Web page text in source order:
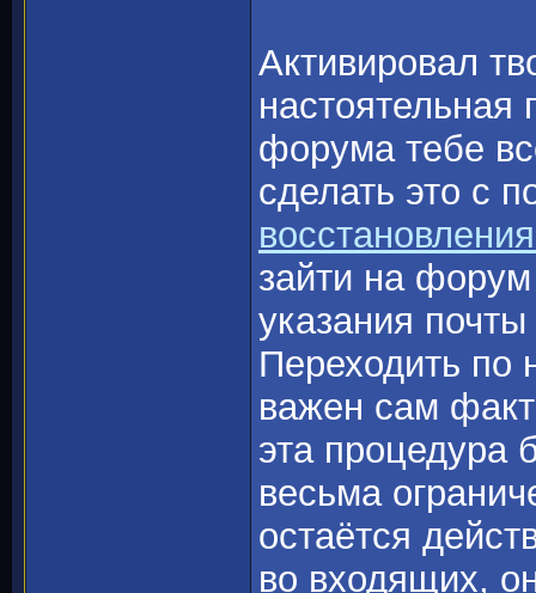
Активировал
настоятельная
форума тебе
сделать это с
зайти на
указания
Переходить по
важен сам
эта процедура
весьма
остаётся
во входящих,